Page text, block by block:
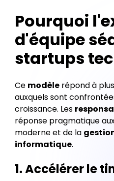
Pourquoi
d'équipe
startups
Ce modèle répond à
auxquels sont
croissance. Les
réponse pragmatique
moderne et de la
informatique.
1. Accélérer le